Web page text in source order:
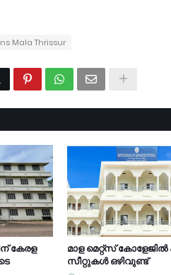
Mala Thrissur
കേരള
മാള മെറ്റ്സ്
സീറ്റുകൾ ഒഴിവുണ്ട്